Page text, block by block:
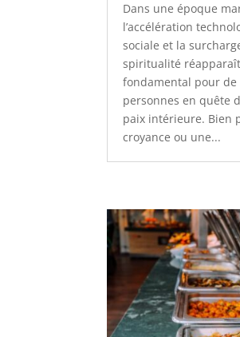
Dans une époque
l’accélération
sociale et la
spiritualité
fondamental pour de
personnes en quête
paix intérieure. Bien
croyance ou une...